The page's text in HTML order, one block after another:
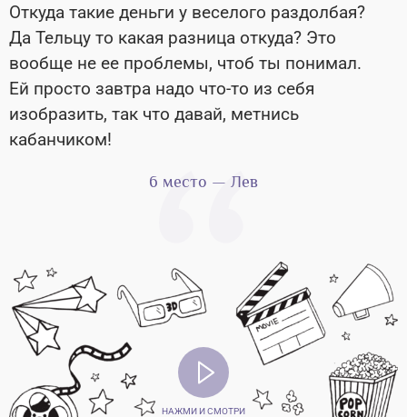
Откуда такие деньги у веселого раздолбая?
Да Тельцу то какая разница откуда? Это
вообще не ее проблемы, чтоб ты понимал.
Ей просто завтра надо что-то из себя
изобразить, так что давай, метнись
кабанчиком!
6 место — Лев
НАЖМИ И СМОТРИ